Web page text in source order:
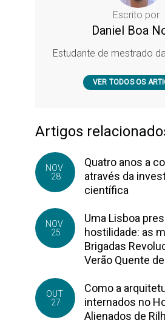
Escrito por
Daniel Boa
Estudante de mestrado
VER TODOS OS
Artigos
NOV
28
Quatro anos a
através da
científica
NOV
25
Uma Lisboa
hostilidade: as
Brigadas
Verão Quente
OUT
27
Como a
internados no
Alienados de